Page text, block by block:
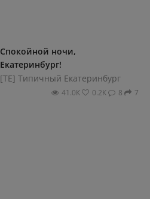
Спокойной ночи,
Екатеринбург!
[ТЕ] Типичный Екатеринбург
41.0К 0.2К 8 7